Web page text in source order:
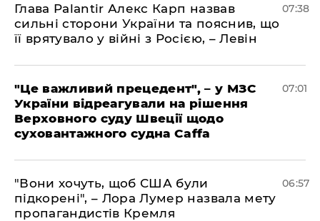
Глава Palantir Алекс Карп назвав
сильні сторони України та пояснив, що
її врятувало у війні з Росією, – Левін
07:38
"Це важливий прецедент", – у МЗС
України відреагували на рішення
Верховного суду Швеції щодо
суховантажного судна Caffa
07:01
"Вони хочуть, щоб США були
підкорені", – Лора Лумер назвала мету
пропагандистів Кремля
06:57